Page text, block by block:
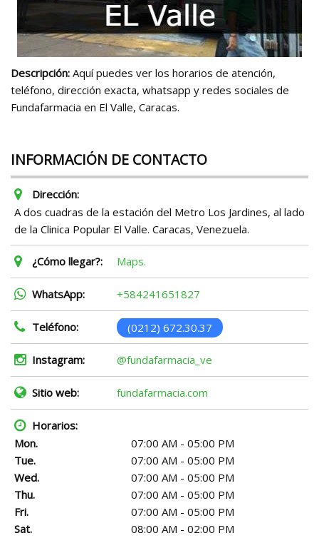
Descripción: Aquí puedes ver los horarios de atención,
teléfono, dirección exacta, whatsapp y redes sociales de
Fundafarmacia en El Valle, Caracas.
INFORMACIÓN DE CONTACTO
Dirección:
A dos cuadras de la estación del Metro Los Jardines, al lado
de la Clinica Popular El Valle. Caracas, Venezuela.
¿Cómo llegar?: Maps.
WhatsApp: +584241651827
Teléfono: (0212) 672.30.37
Instagram: @fundafarmacia_ve
Sitio web: fundafarmacia.com
Horarios:
Mon.
07:00 AM - 05:00 PM
Tue.
07:00 AM - 05:00 PM
Wed.
07:00 AM - 05:00 PM
Thu.
07:00 AM - 05:00 PM
Fri.
07:00 AM - 05:00 PM
Sat.
08:00 AM - 02:00 PM